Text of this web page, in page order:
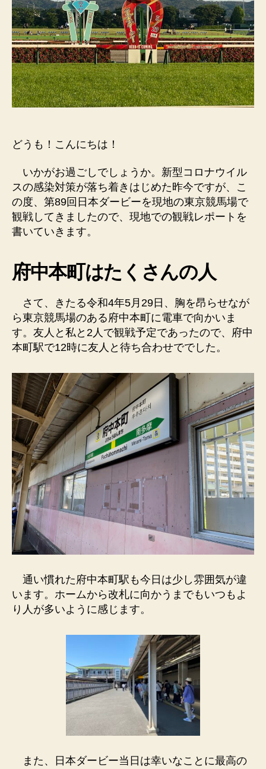
どうも！こんにちは！
いかがお過ごしでしょうか。新型コロナウイル
スの感染対策が落ち着きはじめた昨今ですが、こ
の度、第89回日本ダービーを現地の東京競馬場で
観戦してきましたので、現地での観戦レポートを
書いていきます。
府中本町はたくさんの人
さて、きたる令和4年5月29日、胸を昂らせなが
ら東京競馬場のある府中本町に電車で向かいま
す。友人と私と2人で観戦予定であったので、府中
本町駅で12時に友人と待ち合わせででした。
通い慣れた府中本町駅も今日は少し雰囲気が違
います。ホームから改札に向かうまでもいつもよ
り人が多いように感じます。
また、日本ダービー当日は幸いなことに最高の